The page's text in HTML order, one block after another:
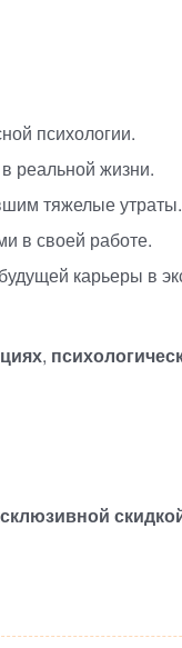
психологии.
реальной жизни.
тяжелые утраты.
в своей работе.
карьеры в
,